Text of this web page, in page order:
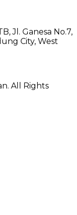
Jl. Ganesa No.7,
City, West
All Rights